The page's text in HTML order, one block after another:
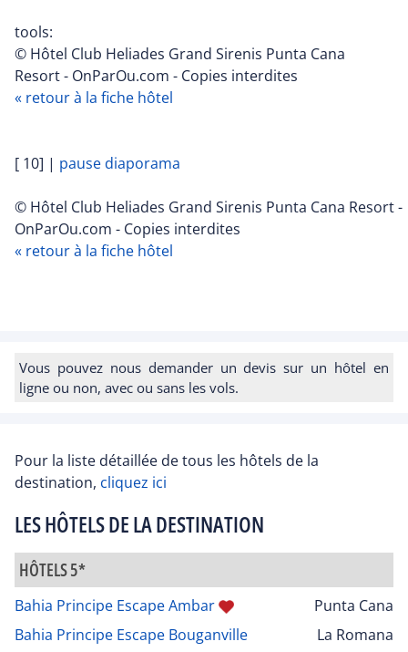
tools:
© Hôtel Club Heliades Grand Sirenis Punta Cana
Resort - OnParOu.com - Copies interdites
« retour à la fiche hôtel
[ 10] | pause diaporama
© Hôtel Club Heliades Grand Sirenis Punta Cana Resort -
OnParOu.com - Copies interdites
« retour à la fiche hôtel
Vous pouvez nous demander un devis sur un hôtel en
ligne ou non, avec ou sans les vols.
Pour la liste détaillée de tous les hôtels de la
destination, cliquez ici
LES HÔTELS DE LA DESTINATION
HÔTELS 5*
Bahia Principe Escape Ambar
Punta Cana
Bahia Principe Escape Bouganville
La Romana